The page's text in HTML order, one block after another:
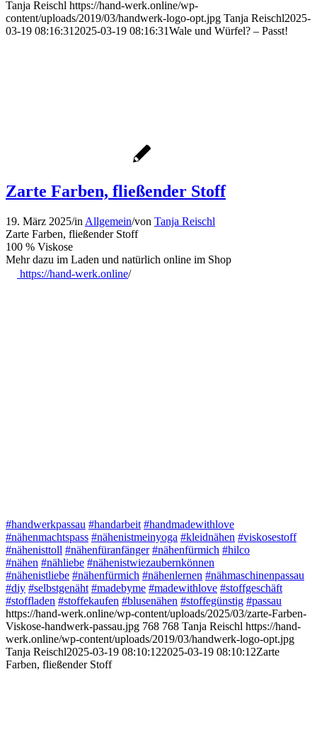
Tanja Reischl https://hand-werk.online/wp-
content/uploads/2019/03/handwerk-logo-opt.jpg Tanja Reischl2025-
03-19 08:16:31 2025-03-19 08:16:31Wale und Würfel? – Passt!
Zarte Farben, fließender Stoff
19. März 2025/in Allgemein/von Tanja Reischl
Zarte Farben, fließender Stoff
100 % Viskose
Mehr dazu im Laden und natürlich online im Shop
https://hand-werk.online/
#handwerkpassau #handarbeit #handmadewithlove
#nähenmachtspass #nähenistmeinyoga #kleidnähen #viskosestoff
#nähenisttoll #nähenfüranfänger #nähenfürmich #hilco
#nähen #nähliebe #nähenistwiezaubernkönnen
#nähenistliebe #nähenfürmich #nähenlernen #nähmaschinenpassau
#diy #selbstgenäht #madebyme #madewithlove #stoffgeschäft
#stoffladen #stoffekaufen #blusenähen #stoffegünstig #passau
https://hand-werk.online/wp-content/uploads/2025/03/zarte-Farben-
Viskose-handwerk-passau.jpg 768 768 Tanja Reischl https://hand-
werk.online/wp-content/uploads/2019/03/handwerk-logo-opt.jpg
Tanja Reischl2025-03-19 08:10:122025-03-19 08:10:12Zarte
Farben, fließender Stoff